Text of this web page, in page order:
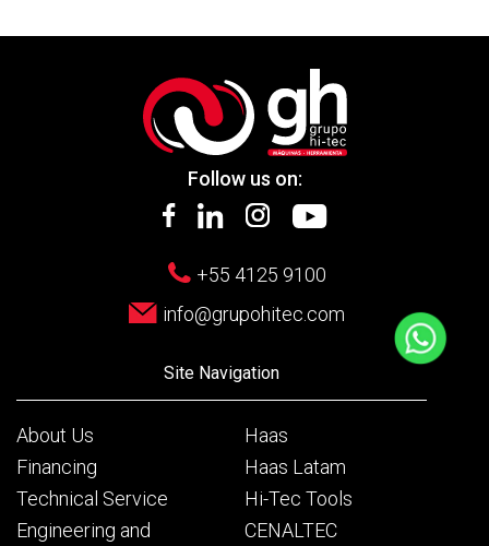
Follow us on:
+55 4125 9100
info@grupohitec.com
Site Navigation
About Us
Financing
Technical Service
Engineering and
Haas
Haas Latam
Hi-Tec Tools
CENALTEC